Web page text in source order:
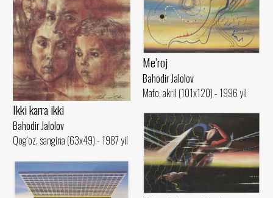
Ikki karra ikki
Bahodir Jalolov
Qog‘oz, sangina (63x49) - 1987 yil
Me’roj
Bahodir Jalolov
Mato, akril (101x120) - 1996 yil